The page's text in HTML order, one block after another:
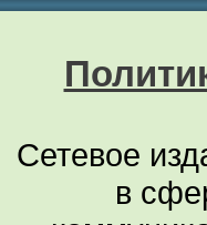
Сетевое
в